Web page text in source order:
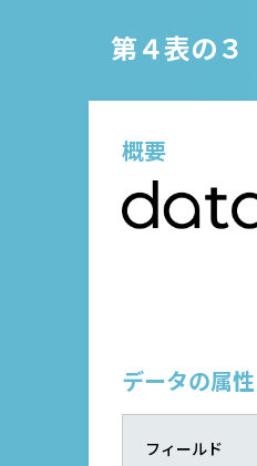
第４表の３
概要
データの属性
フィールド